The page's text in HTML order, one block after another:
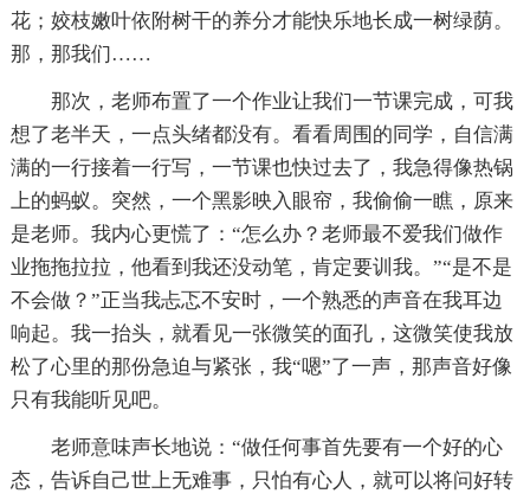
花；姣枝嫩叶依附树干的养分才能快乐地长成一树绿荫。
那，那我们……
那次，老师布置了一个作业让我们一节课完成，可我
想了老半天，一点头绪都没有。看看周围的同学，自信满
满的一行接着一行写，一节课也快过去了，我急得像热锅
上的蚂蚁。突然，一个黑影映入眼帘，我偷偷一瞧，原来
是老师。我内心更慌了：“怎么办？老师最不爱我们做作
业拖拖拉拉，他看到我还没动笔，肯定要训我。”“是不是
不会做？”正当我忐忑不安时，一个熟悉的声音在我耳边
响起。我一抬头，就看见一张微笑的面孔，这微笑使我放
松了心里的那份急迫与紧张，我“嗯”了一声，那声音好像
只有我能听见吧。
老师意味声长地说：“做任何事首先要有一个好的心
态，告诉自己世上无难事，只怕有心人，就可以将问好转